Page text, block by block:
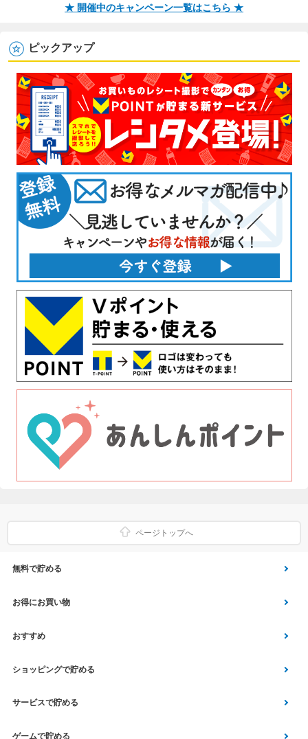
★ 開催中のキャンペーン一覧はこちら ★
ピックアップ
ページトップへ
無料で貯める
ゲーム
Vアンケート
アプリ利用
クイズ
スクラッチ
お得にお買い物
Yahoo!ショッピング
Vサンプル
エコなお買い物
Vモニター
おすすめ
Vくじ
チラシ
aruku&
ショッピングで貯める
Yahoo! JAPANサービス
総合・デパート・TV通販
サービスで貯める
マネー･銀行･保険
ゲームで貯める